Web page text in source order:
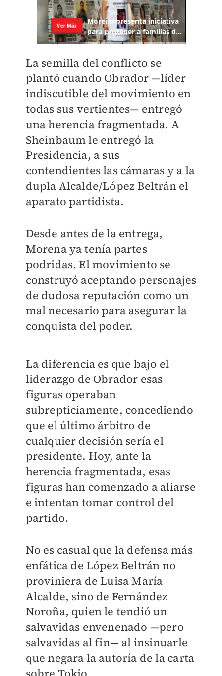
La semilla del conflicto se
plantó cuando Obrador —líder
indiscutible del movimiento en
todas sus vertientes— entregó
una herencia fragmentada. A
Sheinbaum le entregó la
Presidencia, a sus
contendientes las cámaras y a la
dupla Alcalde/López Beltrán el
aparato partidista.
Desde antes de la entrega,
Morena ya tenía partes
podridas. El movimiento se
construyó aceptando personajes
de dudosa reputación como un
mal necesario para asegurar la
conquista del poder.
La diferencia es que bajo el
liderazgo de Obrador esas
figuras operaban
subrepticiamente, concediendo
que el último árbitro de
cualquier decisión sería el
presidente. Hoy, ante la
herencia fragmentada, esas
figuras han comenzado a aliarse
e intentan tomar control del
partido.
No es casual que la defensa más
enfática de López Beltrán no
proviniera de Luisa María
Alcalde, sino de Fernández
Noroña, quien le tendió un
salvavidas envenenado —pero
salvavidas al fin— al insinuarle
que negara la autoría de la carta